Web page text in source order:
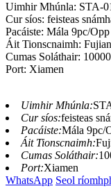
Uimhir Mhúnla: STA-
Cur síos: feisteas
Pacáiste: Mála 9pc/Opp
Áit Tionscnaimh:
Cumas Soláthair:
Port: Xiamen
Uimhir Mhúnla:
Cur síos:feisteas
Pacáiste:Mála 9pc/
Áit Tionscnaimh:
Cumas Soláthair:
Port:Xiamen
WhatsApp Seol